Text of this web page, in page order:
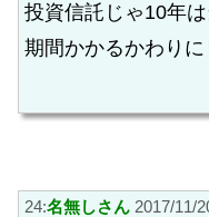
投資信託じゃ10年
期間かかるかわり
24:名無しさん 2017/11/